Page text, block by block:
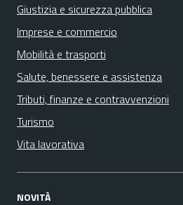
Giustizia e sicurezza pubblica
Imprese e commercio
Mobilità e trasporti
Salute, benessere e assistenza
Tributi, finanze e contravvenzioni
Turismo
Vita lavorativa
NOVITÀ